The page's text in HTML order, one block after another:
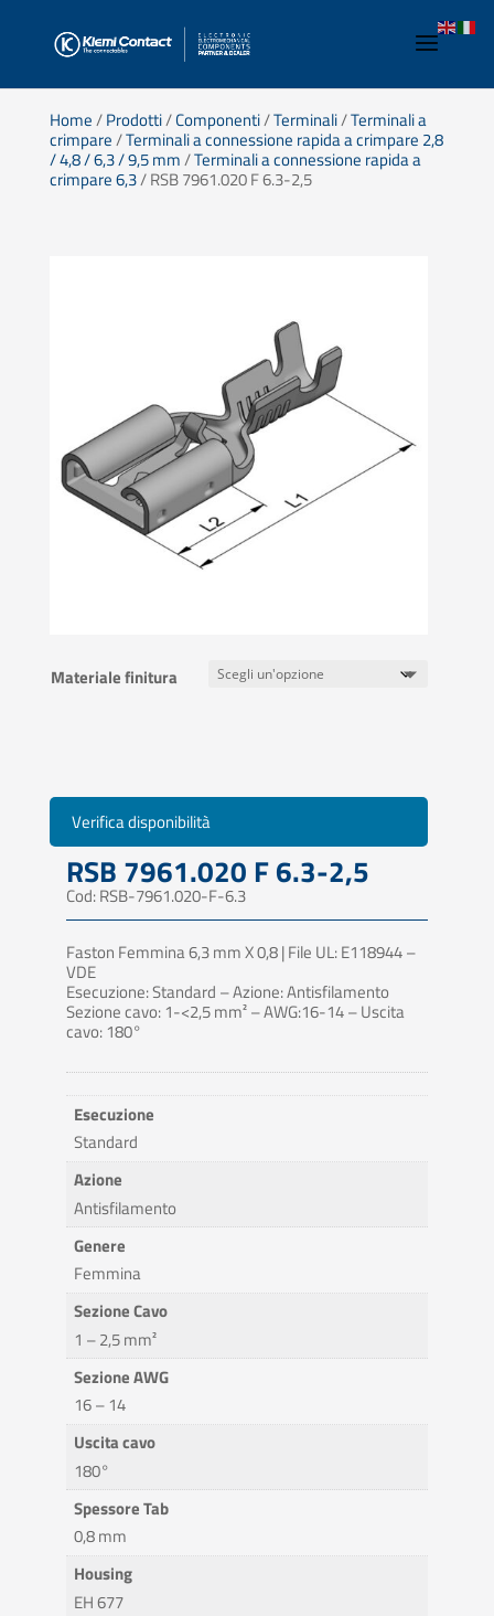
Home/Prodotti/Componenti/Terminali/Terminali a
crimpare/Terminali a connessione rapida a crimpare 2,8
/ 4,8 / 6,3 / 9,5 mm/Terminali a connessione rapida a
crimpare 6,3/ RSB 7961.020 F 6.3-2,5
Materiale finitura
Verifica disponibilità
RSB 7961.020 F 6.3-2,5
Cod: RSB-7961.020-F-6.3
Faston Femmina 6,3 mm X 0,8 | File UL: E118944 –
VDE
Esecuzione: Standard – Azione: Antisfilamento
Sezione cavo: 1-<2,5 mm² – AWG:16-14 – Uscita
cavo: 180°
Esecuzione
Standard
Azione
Antisfilamento
Genere
Femmina
Sezione Cavo
1 – 2,5 mm²
Sezione AWG
16 – 14
Uscita cavo
180°
Spessore Tab
0,8 mm
Housing
EH 677